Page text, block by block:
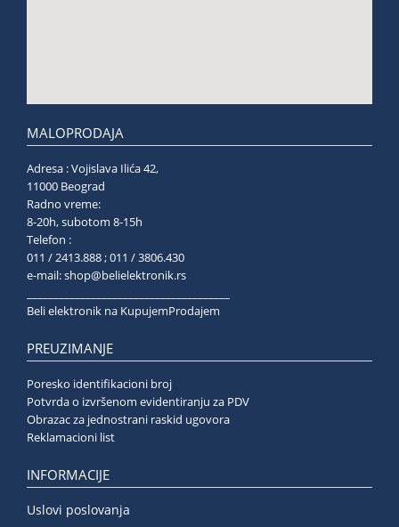
MALOPRODAJA
Adresa : Vojislava Ilića 42,
11000 Beograd
Radno vreme:
8-20h, subotom 8-15h
Telefon :
011 / 2413.888 ; 011 / 3806.430
e-mail:shop@belielektronik.rs
Beli elektronik na KupujemProdajem
PREUZIMANJE
Poresko identifikacioni broj
Potvrda o izvršenom evidentiranju za PDV
Obrazac za jednostrani raskid ugovora
Reklamacioni list
INFORMACIJE
Uslovi poslovanja